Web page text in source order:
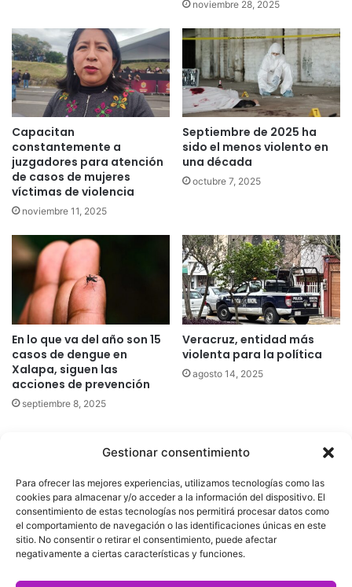
Gestionar consentimiento
Para ofrecer las mejores experiencias, utilizamos tecnologías como las
cookies para almacenar y/o acceder a la información del dispositivo. El
consentimiento de estas tecnologías nos permitirá procesar datos como
el comportamiento de navegación o las identificaciones únicas en este
sitio. No consentir o retirar el consentimiento, puede afectar
negativamente a ciertas características y funciones.
noviembre 28, 2025
Capacitan
constantemente a
juzgadores para atención
de casos de mujeres
víctimas de violencia
noviembre 11, 2025
Septiembre de 2025 ha
sido el menos violento en
una década
octubre 7, 2025
En lo que va del año son 15
casos de dengue en
Xalapa, siguen las
acciones de prevención
septiembre 8, 2025
Veracruz, entidad más
violenta para la política
agosto 14, 2025
derechos reservados
|Aviso de Privacidad|Política de Cookies|Defensoría de la
Audiencia|